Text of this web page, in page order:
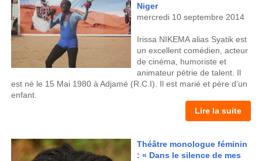
Niger
mercredi 10 septembre 2014
Irissa NIKEMA alias Syatik est
un excellent comédien, acteur
de cinéma, humoriste et
animateur pétrie de talent. Il
est né le 15 Mai 1980 à Adjamé (R.C.I). Il est marié et père d’un
enfant.
Lire la suite
Théâtre monologue féminin
: « Dans le silence de mes